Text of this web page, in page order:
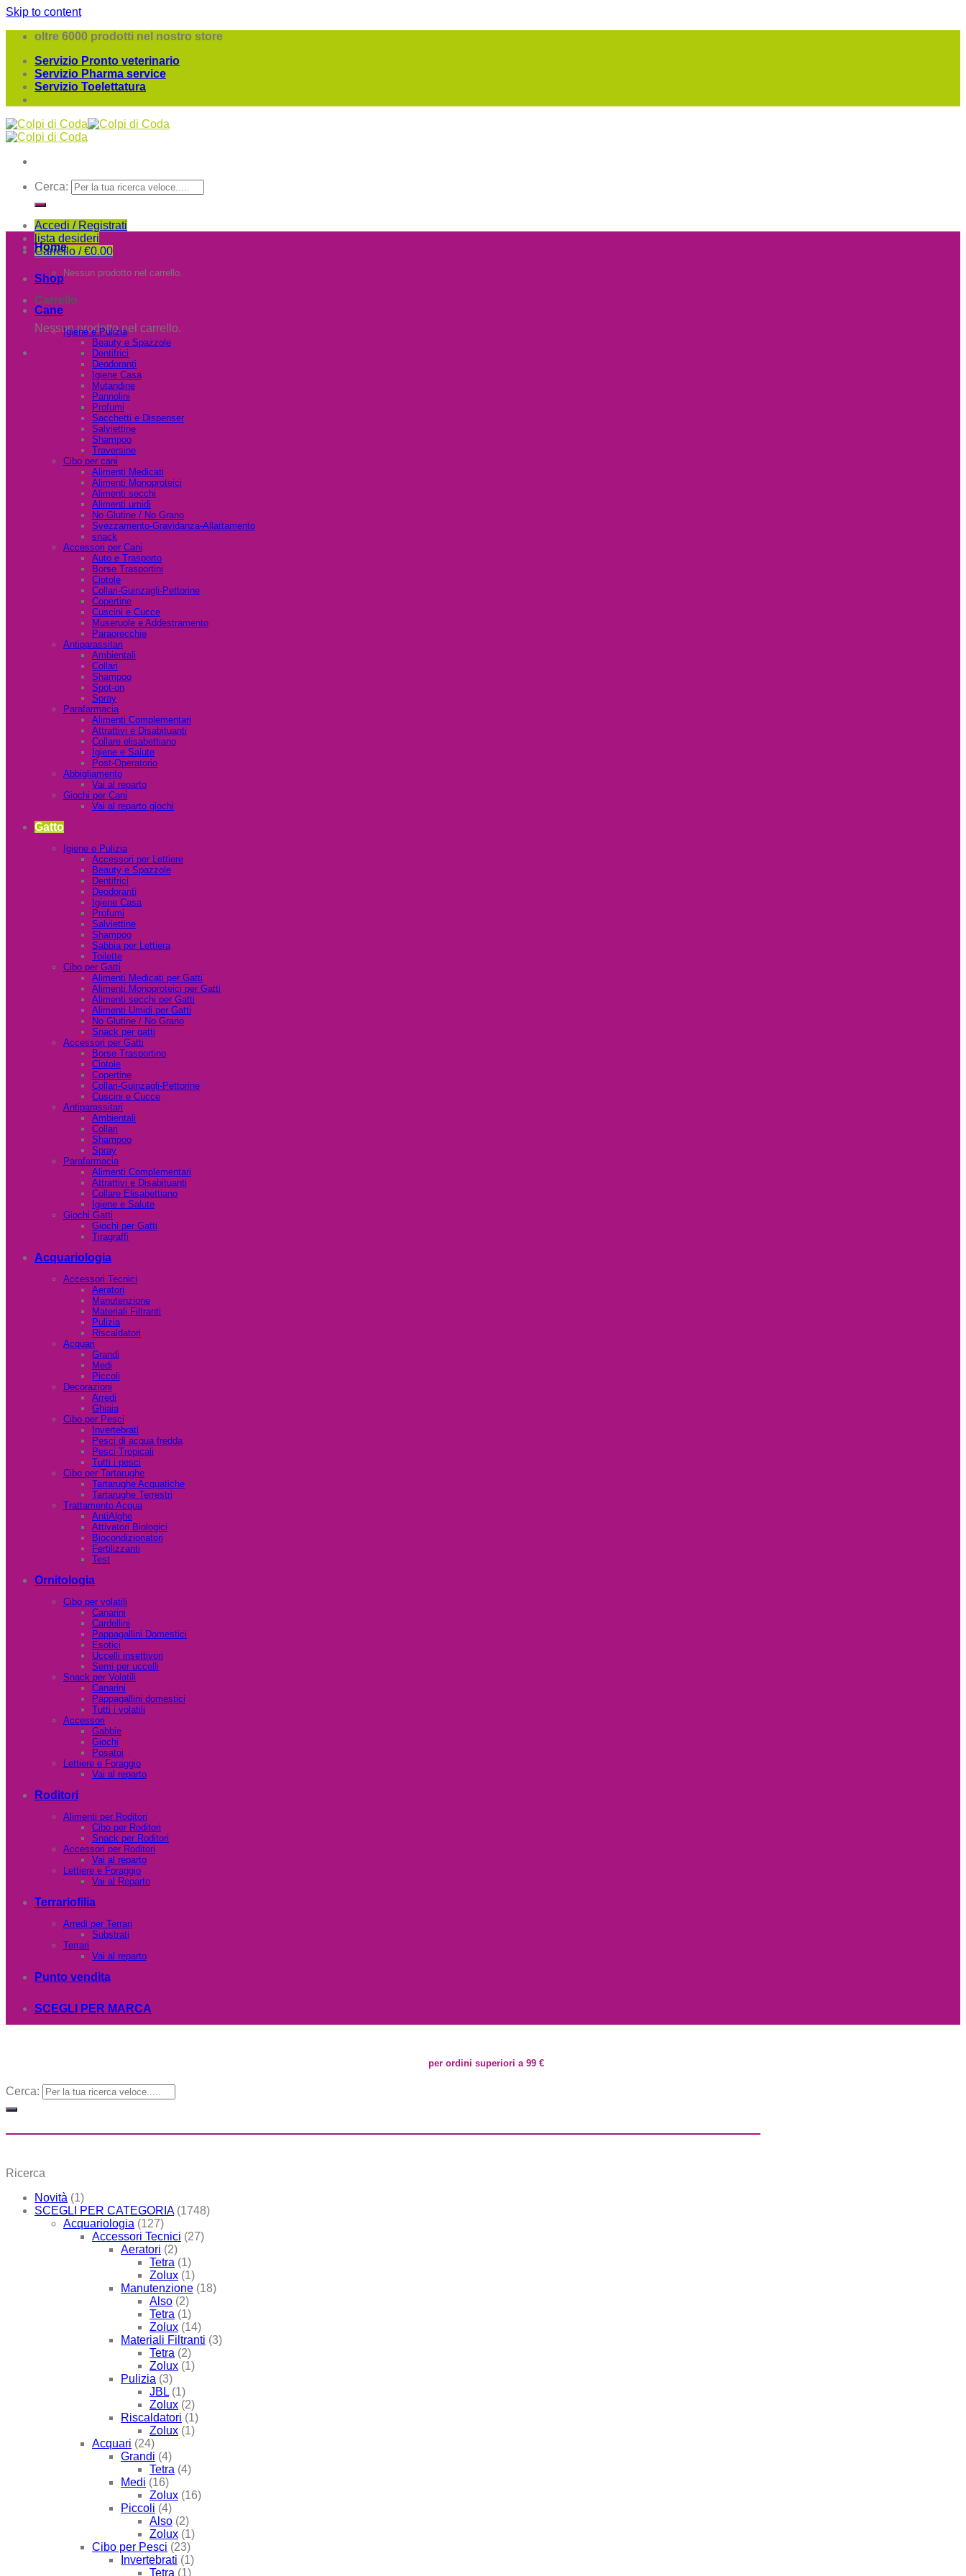
Skip to content
oltre 6000 prodotti nel nostro store
Servizio Pronto veterinario
Servizio Pharma service
Servizio Toelettatura
Cerca:
Accedi / Registrati
lista desideri
Carrello /€0.00
Nessun prodotto nel carrello.
Carrello
Nessun prodotto nel carrello.
Home
Shop
Cane
Igiene e Pulizia
Beauty e Spazzole
Dentifrici
Deodoranti
Igiene Casa
Mutandine
Pannolini
Profumi
Sacchetti e Dispenser
Salviettine
Shampoo
Traversine
Cibo per cani
Alimenti Medicati
Alimenti Monoproteici
Alimenti secchi
Alimenti umidi
No Glutine / No Grano
Svezzamento-Gravidanza-Allattamento
snack
Accessori per Cani
Auto e Trasporto
Borse Trasportini
Ciotole
Collari-Guinzagli-Pettorine
Copertine
Cuscini e Cucce
Museruole e Addestramento
Paraorecchie
Antiparassitari
Ambientali
Collari
Shampoo
Spot-on
Spray
Parafarmacia
Alimenti Complementari
Attrattivi e Disabituanti
Collare elisabettiano
Igiene e Salute
Post-Operatorio
Abbigliamento
Vai al reparto
Giochi per Cani
Vai al reparto giochi
Gatto
Igiene e Pulizia
Accessori per Lettiere
Beauty e Spazzole
Dentifrici
Deodoranti
Igiene Casa
Profumi
Salviettine
Shampoo
Sabbia per Lettiera
Toilette
Cibo per Gatti
Alimenti Medicati per Gatti
Alimenti Monoproteici per Gatti
Alimenti secchi per Gatti
Alimenti Umidi per Gatti
No Glutine / No Grano
Snack per gatti
Accessori per Gatti
Borse Trasportino
Ciotole
Copertine
Collari-Guinzagli-Pettorine
Cuscini e Cucce
Antiparassitari
Ambientali
Collari
Shampoo
Spray
Parafarmacia
Alimenti Complementari
Attrattivi e Disabituanti
Collare Elisabettiano
Igiene e Salute
Giochi Gatti
Giochi per Gatti
Tiragraffi
Acquariologia
Accessori Tecnici
Aeratori
Manutenzione
Materiali Filtranti
Pulizia
Riscaldatori
Acquari
Grandi
Medi
Piccoli
Decorazioni
Arredi
Ghiaia
Cibo per Pesci
Invertebrati
Pesci di acqua fredda
Pesci Tropicali
Tutti i pesci
Cibo per Tartarughe
Tartarughe Acquatiche
Tartarughe Terrestri
Trattamento Acqua
AntiAlghe
Attivatori Biologici
Biocondizionatori
Fertilizzanti
Test
Ornitologia
Cibo per volatili
Canarini
Cardellini
Pappagallini Domestici
Esotici
Uccelli insettivori
Semi per uccelli
Snack per Volatili
Canarini
Pappagallini domestici
Tutti i volatili
Accessori
Gabbie
Giochi
Posatoi
Lettiere e Foraggio
Vai al reparto
Roditori
Alimenti per Roditori
Cibo per Roditori
Snack per Roditori
Accessori per Roditori
Vai al reparto
Lettiere e Foraggio
Vai al Reparto
Terrariofilia
Arredi per Terrari
Substrati
Terrari
Vai al reparto
Punto vendita
SCEGLI PER MARCA
per ordini superiori a 99 €
Cerca:
Ricerca
Novità (1)
SCEGLI PER CATEGORIA (1748)
Acquariologia (127)
Accessori Tecnici (27)
Aeratori (2)
Tetra (1)
Zolux (1)
Manutenzione (18)
Also (2)
Tetra (1)
Zolux (14)
Materiali Filtranti (3)
Tetra (2)
Zolux (1)
Pulizia (3)
JBL (1)
Zolux (2)
Riscaldatori (1)
Zolux (1)
Acquari (24)
Grandi (4)
Tetra (4)
Medi (16)
Zolux (16)
Piccoli (4)
Also (2)
Zolux (1)
Cibo per Pesci (23)
Invertebrati (1)
Tetra (1)